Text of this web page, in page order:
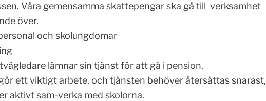
Våra gemensamma skattepengar ska gå till verksamhet
över.
och skolungdomar
lämnar sin tjänst för att gå i pension.
ett viktigt arbete, och tjänsten behöver återsättas snarast,
aktivt sam-verka med skolorna.